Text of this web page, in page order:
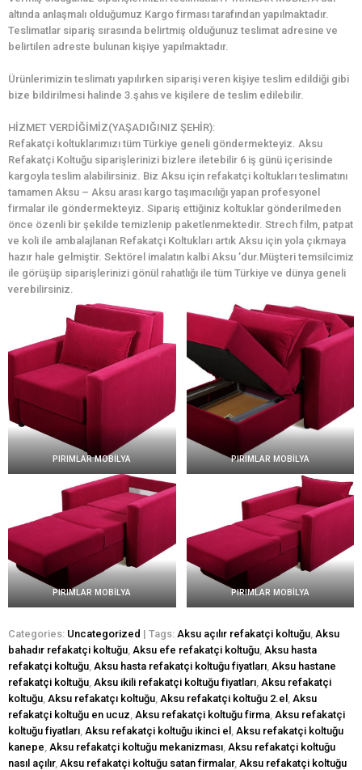
altında anlaşmalı olduğumuz Kargo firması tarafından yapılmaktadır.
Teslimatlar sipariş sırasında belirtmiş olduğunuz teslimat adresine ve
belirtilen adreste bulunan kişiye yapılmaktadır.
Ürünlerimizin teslimatı yapılırken siparişi veren kişiye teslim edildiği gibi
bize bildirilmesi halinde 3.şahıs ve kişilere de teslim edilebilir.
HİZMET VERDİĞİMİZ(YAŞADIĞINIZ ŞEHİR):
Refakatçi koltuklarımızı tüm Türkiye geneli göndermekteyiz. Aksu
Refakatçi Koltuğu siparişlerinizi bizlere iletebilir 6 iş günü içerisinde
kargoyla teslim alabilirsiniz. Biz Aksu için refakatçi koltukları teslimatını
tamamen Aksu – Aksu arası kargo taşımacılığı yapan profesyonel
firmalar ile göndermekteyiz. Sipariş ettiğiniz koltuklar gönderilmeden
önce özenli bir şekilde temizlenip paketlenmektedir. Strech film, patpat
ve koli ile ambalajlanan Refakatçi Koltukları artık Aksu için yola çıkmaya
hazır hale gelmiştir. Sektörel imalatın kalbi Aksu ’dur.Müşteri temsilcimiz
ile görüşüp siparişlerinizi gönül rahatlığı ile tüm Türkiye ve dünya geneli
verebilirsiniz.
PIRIMLAR MOBİLYA PIRIMLAR MOBİLYA
PIRIMLAR MOBİLYA PIRIMLAR MOBİLYA
Categories: Uncategorized | Tags: Aksu açılır refakatçi koltuğu Aksu
bahadır refakatçi koltuğu Aksu efe refakatçi koltuğu Aksu hasta
refakatçi koltuğu Aksu hasta refakatçi koltuğu fiyatları Aksu hastane
refakatçi koltuğu Aksu ikili refakatçi koltuğu fiyatları Aksu refakatçi
koltuğu Aksu refakatçı koltuğu Aksu refakatçi koltuğu 2.el
Aksu
refakatçi koltuğu en ucuz Aksu refakatçi koltuğu firma Aksu refakatçi
koltuğu fiyatları Aksu refakatçi koltuğu ikinci el
Aksu refakatçi koltuğu
kanepe Aksu refakatçi koltuğu mekanizması Aksu refakatçi koltuğu
nasıl açılır, Aksu refakatçi koltuğu satan firmalar, Aksu refakatçi koltuğu